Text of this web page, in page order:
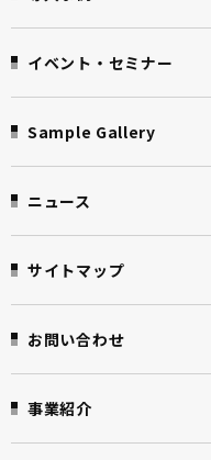
イベント・セミナー
Sample Gallery
ニュース
サイトマップ
お問い合わせ
事業紹介